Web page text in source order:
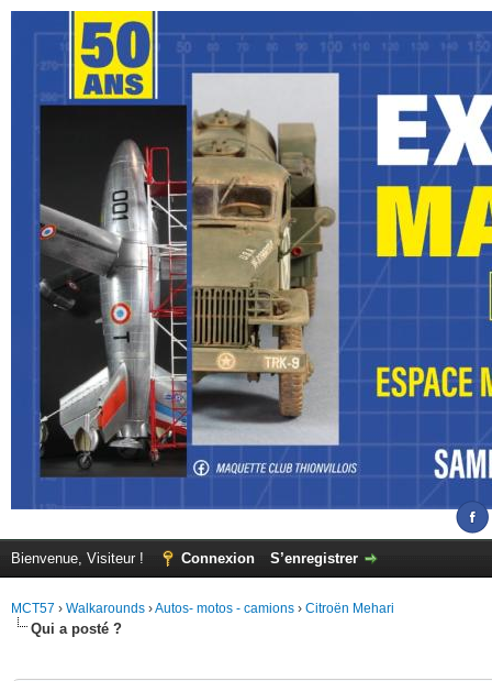
Bienvenue, Visiteur ! Connexion S’enregistrer
MCT57 › Walkarounds ›Autos- motos - camions › Citroën Mehari
Qui a posté ?